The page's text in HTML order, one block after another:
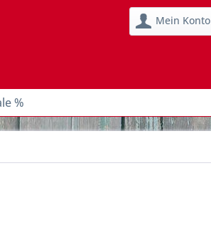
Mein Konto
%